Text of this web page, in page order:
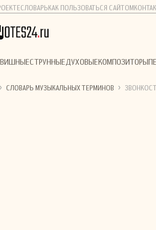
СЛОВАРЬ КАК ПОЛЬЗОВАТЬСЯ САЙТОМ
СТРУННЫЕДУХОВЫЕКОМПОЗИТОРЫ
› СЛОВАРЬ МУЗЫКАЛЬНЫХ ТЕРМИНОВ ›